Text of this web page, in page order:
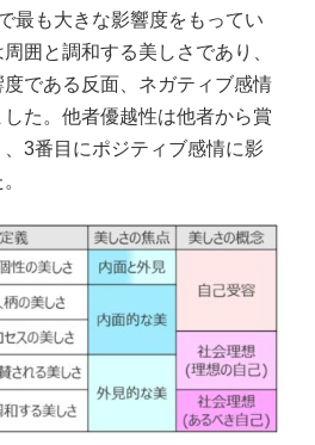
最も大きな影響度をもってい
囲と調和する美しさであり、
である反面、ネガティブ感情
た。他者優越性は他者から賞
3番目にポジティブ感情に影